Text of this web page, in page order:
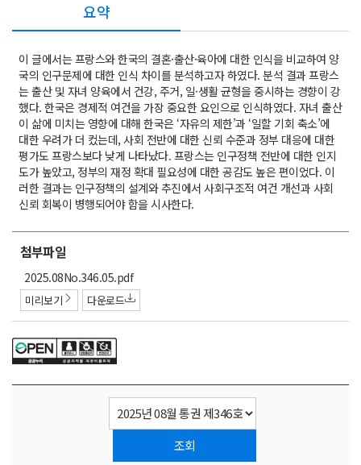
요약
이 글에서는 프랑스와 한국의 결혼·출산·육아에 대한 인식을 비교하여 양
국의 인구문제에 대한 인식 차이를 분석하고자 하였다. 분석 결과 프랑스
는 출산 및 자녀 양육에서 건강, 주거, 일·생활 균형을 중시하는 경향이 강
했다. 한국은 경제적 여건을 가장 중요한 요인으로 인식하였다. 자녀 출산
이 삶에 미치는 영향에 대해 한국은 ‘자유의 제한’과 ‘일할 기회 축소’에
대한 우려가 더 컸는데, 사회 전반에 대한 신뢰 수준과 정부 대응에 대한
평가도 프랑스보다 낮게 나타났다. 프랑스는 인구정책 전반에 대한 인지
도가 높았고, 정부의 재정 확대 필요성에 대한 공감도 높은 편이었다. 이
러한 결과는 인구정책의 설계와 추진에서 사회구조적 여건 개선과 사회
신뢰 회복이 병행되어야 함을 시사한다.
첨부파일
첨
부
파
2025.08No.346.05.pdf
미리보기 다운로드
조회